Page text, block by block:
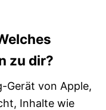
zu dir?
Gerät von Apple,
Inhalte wie